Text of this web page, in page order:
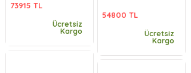
73915 TL
Ücretsiz
Kargo
54800 TL
Ücretsiz
Kargo